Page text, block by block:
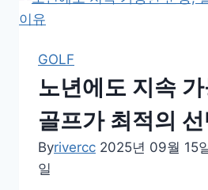
집
이
는
학
GOLF
노년에도 지속
골프가 최적의
Byrivercc 2025년 09월 15
일